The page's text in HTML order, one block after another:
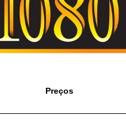
Preços